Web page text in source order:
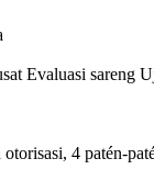
Evaluasi sareng
4 patén-